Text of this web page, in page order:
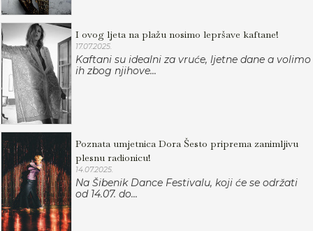
I ovog ljeta na plažu nosimo lepršave kaftane!
17.07.2025.
Kaftani su idealni za vruće, ljetne dane a volimo
ih zbog njihove...
Poznata umjetnica Dora Šesto priprema zanimljivu
plesnu radionicu!
14.07.2025.
Na Šibenik Dance Festivalu, koji će se održati
od 14.07. do...